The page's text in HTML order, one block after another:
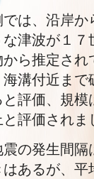
は、沿岸か
津波が１７
ら推定され
溝付近まで
評価、規模
評価されま
の発生間隔
あるが、平